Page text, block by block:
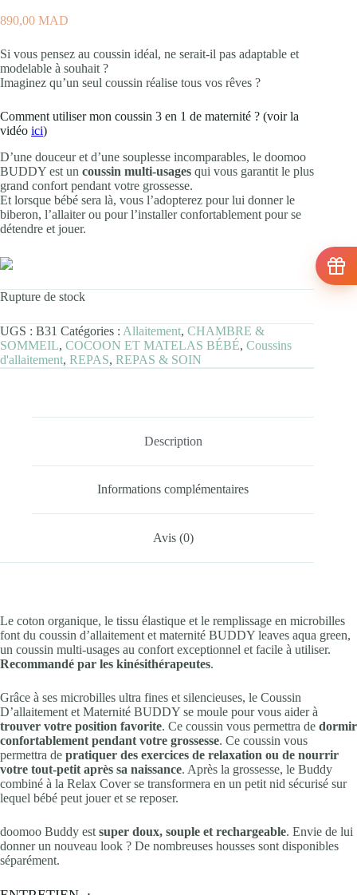
890,00 MAD
Si vous pensez au coussin idéal, ne serait-il pas adaptable et
modelable à souhait ?
Imaginez qu’un seul coussin réalise tous vos rêves ?
Comment utiliser mon coussin 3 en 1 de maternité ? (voir la
vidéo ici)
D’une douceur et d’une souplesse incomparables, le doomoo
BUDDY est un coussin multi-usages qui vous garantit le plus
grand confort pendant votre grossesse.
Et lorsque bébé sera là, vous l’adopterez pour lui donner le
biberon, l’allaiter ou pour l’installer confortablement pour se
détendre et jouer.
Rupture de stock
UGS : B31 Catégories : Allaitement, CHAMBRE &
SOMMEIL, COCOON ET MATELAS BÉBÉ, Coussins
d'allaitement, REPAS, REPAS & SOIN
Description
Informations complémentaires
Avis (0)
Le coton organique, le tissu élastique et le remplissage en microbilles
font du coussin d’allaitement et maternité BUDDY leaves aqua green,
un coussin multi-usages au confort exceptionnel et facile à utiliser.
Recommandé par les kinésithérapeutes.
Grâce à ses microbilles ultra fines et silencieuses, le Coussin
D’allaitement et Maternité BUDDY se moule pour vous aider à
trouver votre position favorite. Ce coussin vous permettra de dormir
confortablement pendant votre grossesse. Ce coussin vous
permettra de pratiquer des exercices de relaxation ou de nourrir
votre tout-petit après sa naissance. Après la grossesse, le Buddy
combiné à la Relax Cover se transformera en un petit nid sécurisé sur
lequel bébé peut jouer et se reposer.
doomoo Buddy est super doux, souple et rechargeable. Envie de lui
donner un nouveau look ? De nombreuses housses sont disponibles
séparément.